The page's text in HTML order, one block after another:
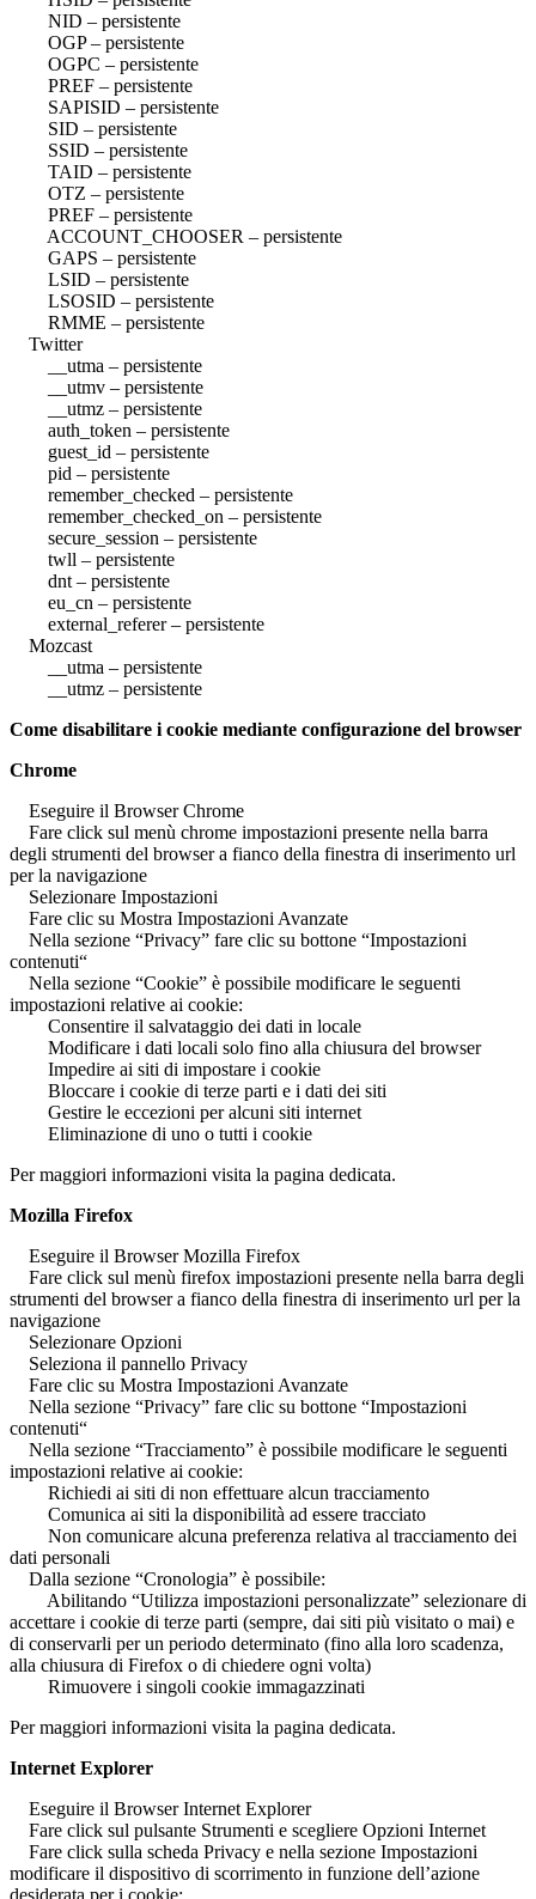
NID – persistente
OGP – persistente
OGPC – persistente
PREF – persistente
SAPISID – persistente
SID – persistente
SSID – persistente
TAID – persistente
OTZ – persistente
PREF – persistente
ACCOUNT_CHOOSER – persistente
GAPS – persistente
LSID – persistente
LSOSID – persistente
RMME – persistente
Twitter
__utma – persistente
__utmv – persistente
__utmz – persistente
auth_token – persistente
guest_id – persistente
pid – persistente
remember_checked – persistente
remember_checked_on – persistente
secure_session – persistente
twll – persistente
dnt – persistente
eu_cn – persistente
external_referer – persistente
Mozcast
__utma – persistente
__utmz – persistente
Come disabilitare i cookie mediante configurazione del browser
Chrome
Eseguire il Browser Chrome
Fare click sul menù chrome impostazioni presente nella barra
degli strumenti del browser a fianco della finestra di inserimento url
per la navigazione
Selezionare Impostazioni
Fare clic su Mostra Impostazioni Avanzate
Nella sezione “Privacy” fare clic su bottone “Impostazioni
contenuti“
Nella sezione “Cookie” è possibile modificare le seguenti
impostazioni relative ai cookie:
Consentire il salvataggio dei dati in locale
Modificare i dati locali solo fino alla chiusura del browser
Impedire ai siti di impostare i cookie
Bloccare i cookie di terze parti e i dati dei siti
Gestire le eccezioni per alcuni siti internet
Eliminazione di uno o tutti i cookie
Per maggiori informazioni visita la pagina dedicata.
Mozilla Firefox
Eseguire il Browser Mozilla Firefox
Fare click sul menù firefox impostazioni presente nella barra degli
strumenti del browser a fianco della finestra di inserimento url per la
navigazione
Selezionare Opzioni
Seleziona il pannello Privacy
Fare clic su Mostra Impostazioni Avanzate
Nella sezione “Privacy” fare clic su bottone “Impostazioni
contenuti“
Nella sezione “Tracciamento” è possibile modificare le seguenti
impostazioni relative ai cookie:
Richiedi ai siti di non effettuare alcun tracciamento
Comunica ai siti la disponibilità ad essere tracciato
Non comunicare alcuna preferenza relativa al tracciamento dei
dati personali
Dalla sezione “Cronologia” è possibile:
Abilitando “Utilizza impostazioni personalizzate” selezionare di
accettare i cookie di terze parti (sempre, dai siti più visitato o mai) e
di conservarli per un periodo determinato (fino alla loro scadenza,
alla chiusura di Firefox o di chiedere ogni volta)
Rimuovere i singoli cookie immagazzinati
Per maggiori informazioni visita la pagina dedicata.
Internet Explorer
Eseguire il Browser Internet Explorer
Fare click sul pulsante Strumenti e scegliere Opzioni Internet
Fare click sulla scheda Privacy e nella sezione Impostazioni
modificare il dispositivo di scorrimento in funzione dell’azione